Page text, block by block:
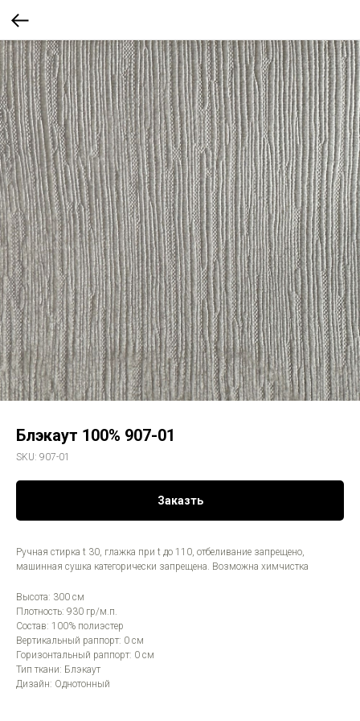
Блэкаут 100% 907-01
SKU: 907-01
Заказть
Ручная стирка t 30, глажка при t до 110, отбеливание запрещено,
машинная сушка категорически запрещена. Возможна химчистка
Высота: 300 см
Плотность: 930 гр/м.п.
Состав: 100% полиэстер
Вертикальный раппорт: 0 см
Горизонтальный раппорт: 0 см
Тип ткани: Блэкаут
Дизайн: Однотонный